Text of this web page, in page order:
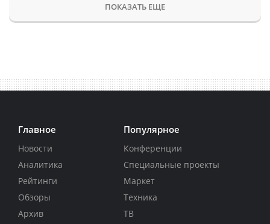
ПОКАЗАТЬ ЕЩЕ
Главное
Новости
Аналитика
Рейтинги
Обзоры
Архив
Популярное
Конференции
Специальные проекты
Маркет
Техника
ТВ